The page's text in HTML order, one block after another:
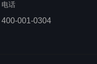
电话
400-001-0304